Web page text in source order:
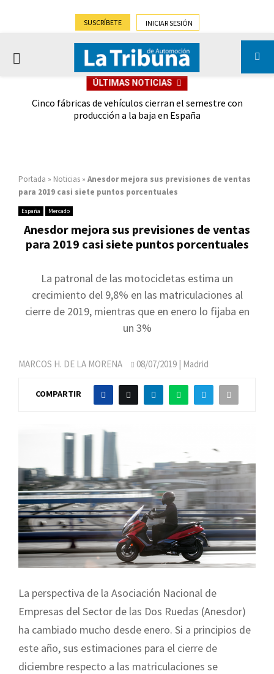
SUSCRÍBETE INICIAR SESIÓN
PRIMARY
ÚLTIMAS NOTICIAS
Cinco fábricas de vehículos cierran el semestre con
producción a la baja en España
Portada » Noticias » Anesdor mejora sus previsiones de ventas
para 2019 casi siete puntos porcentuales
España Mercado
Anesdor mejora sus previsiones de ventas
para 2019 casi siete puntos porcentuales
La patronal de las motocicletas estima un
crecimiento del 9,8% en las matriculaciones al
cierre de 2019, mientras que en enero lo fijaba en
un 3%
MARCOS H. DE LA MORENA 08/07/2019 | Madrid
COMPARTIR
La perspectiva de la Asociación Nacional de
Empresas del Sector de las Dos Ruedas (Anesdor)
ha cambiado mucho desde enero. Si a principios de
este año, sus estimaciones para el cierre de
diciembre respecto a las matriculaciones se